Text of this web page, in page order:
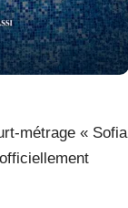
métrage « Sofia